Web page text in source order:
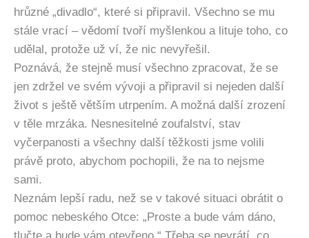
hrůzné „divadlo“, které si připravil. Všechno se mu
stále vrací – vědomí tvoří myšlenkou a lituje toho, co
udělal, protože už ví, že nic nevyřešil.
Poznává, že stejně musí všechno zpracovat, že se
jen zdržel ve svém vývoji a připravil si nejeden další
život s ještě větším utrpením. A možná další zrození
v těle mrzáka. Nesnesitelné zoufalství, stav
vyčerpanosti a všechny další těžkosti jsme volili
právě proto, abychom pochopili, že na to nejsme
sami.
Neznám lepší radu, než se v takové situaci obrátit o
pomoc nebeského Otce: „Proste a bude vám dáno,
tlučte a bude vám otevřeno.“ Třeba se nevrátí, co